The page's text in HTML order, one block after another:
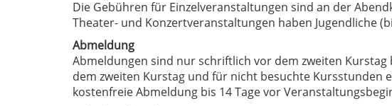
Die Gebühren für Einzelveranstaltungen sind an der
Theater- und Konzertveranstaltungen haben Jugendliche
Abmeldung
Abmeldungen sind nur schriftlich vor dem zweiten
dem zweiten Kurstag und für nicht besuchte Kursstunden
kostenfreie Abmeldung bis 14 Tage vor